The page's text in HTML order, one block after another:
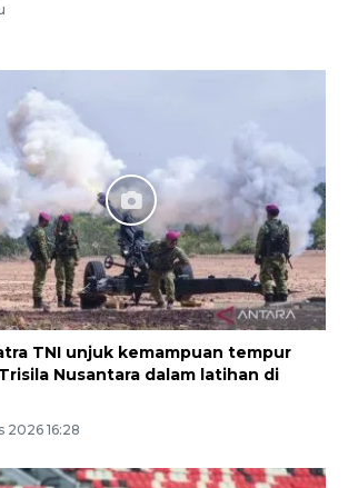
TNI unjuk kemampuan tempur
Nusantara dalam latihan di
2026 16:28